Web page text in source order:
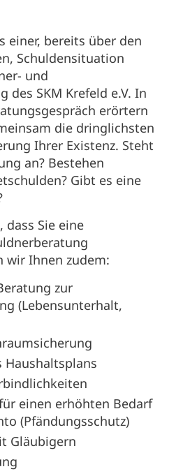
einer, bereits über den
Schuldensituation
und
des SKM Krefeld e.V. In
erörtern
die dringlichsten
Ihrer Existenz. Steht
an? Bestehen
Gibt es eine
dass Sie eine
wir Ihnen zudem:
zur
(Lebensunterhalt,
Haushaltsplans
einen erhöhten Bedarf
(Pfändungsschutz)
Gläubigern